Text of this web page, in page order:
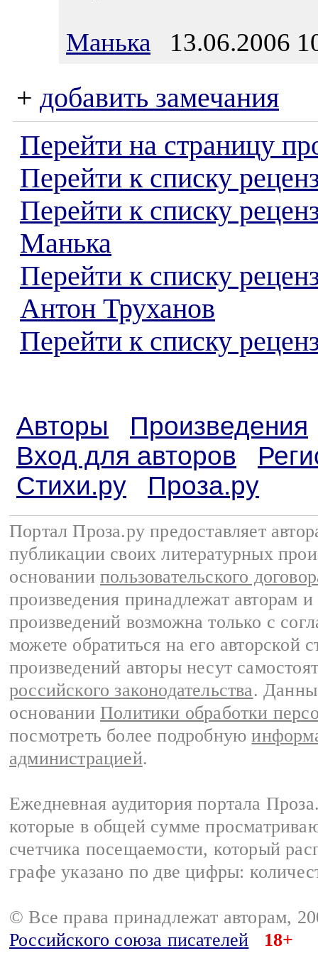
Манька 13.06.2006
+ добавить замечания
Перейти на страницу
Перейти к списку
Перейти к списку
Манька
Перейти к списку
Антон Труханов
Перейти к списку
Авторы
Произведения
Вход для авторов
Стихи.ру
Проза.ру
Портал Проза.ру предоставляет
публикации своих литературных
основании пользовательского
произведения принадлежат авторам
произведений возможна только с
можете обратиться на его авторской
произведений авторы несут
российского законодательства.
основании Политики обработки
посмотреть более подробную
администрацией.
Ежедневная аудитория портала
которые в общей сумме
счетчика посещаемости, который
графе указано по две цифры:
© Все права принадлежат авторам,
Российского союза писателей
18+